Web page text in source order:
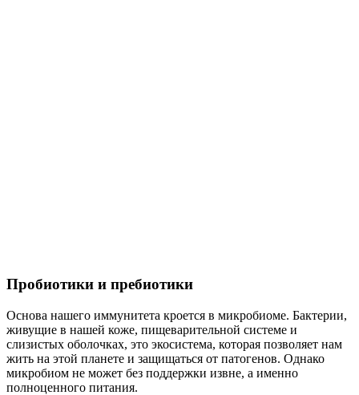
Пробиотики и пребиотики
Основа нашего иммунитета кроется в микробиоме. Бактерии,
живущие в нашей коже, пищеварительной системе и
слизистых оболочках, это экосистема, которая позволяет нам
жить на этой планете и защищаться от патогенов. Однако
микробиом не может без поддержки извне, а именно
полноценного питания.